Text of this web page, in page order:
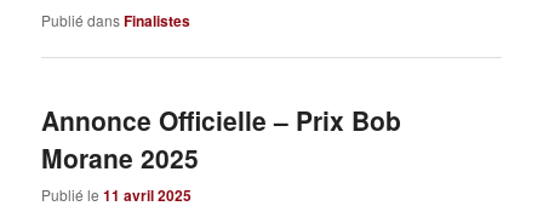
Publié dansFinalistes
Annonce Officielle – Prix Bob
Morane 2025
Publié le11 avril 2025